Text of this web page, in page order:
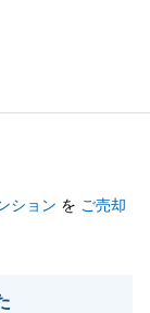
来ませんでし
らしかったこ
せの時間を賜
声掛けいた
ション を ご売却